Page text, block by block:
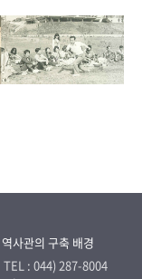
사관의 구축 배경
TEL : 044) 287-8004